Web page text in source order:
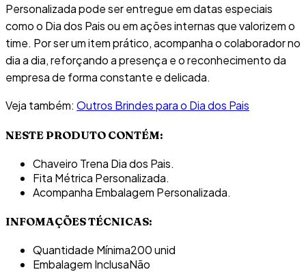
Personalizada pode ser entregue em datas especiais
como o Dia dos Pais ou em ações internas que valorizem o
time. Por ser um item prático, acompanha o colaborador no
dia a dia, reforçando a presença e o reconhecimento da
empresa de forma constante e delicada.
Veja também: Outros Brindes para o Dia dos Pais
NESTE PRODUTO CONTÉM:
Chaveiro Trena Dia dos Pais.
Fita Métrica Personalizada.
Acompanha Embalagem Personalizada.
INFOMAÇÕES TÉCNICAS:
Quantidade Mínima200 unid
Embalagem InclusaNão